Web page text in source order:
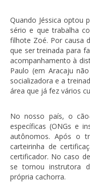
Quando Jéssica optou
sério e que trabalha
filhote Zoé. Por causa
que ser treinada para
acompanhamento à
Paulo (em Aracaju
socializadora e a
área que já fez vários
No nosso país, o
específicas (ONGs e
autônomos. Após o
carteirinha de
certificador. No caso
se tornou instrutora
própria cachorra.